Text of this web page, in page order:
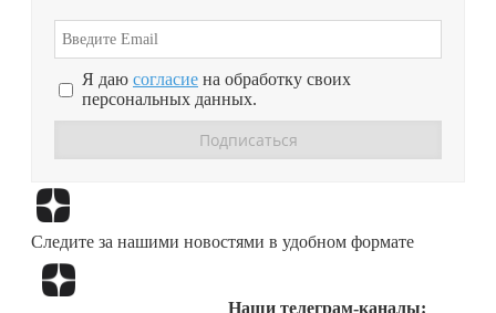
Я даю согласие на обработку своих
персональных данных.
Следите за нашими новостями в удобном формате
Наши телеграм-каналы: